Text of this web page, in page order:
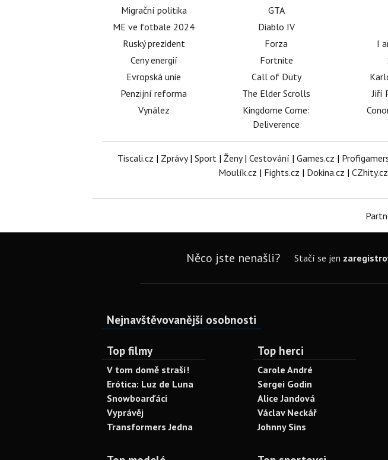
Migrační politika
ME ve fotbale 2024
Ruský prezident
Ceny energií
Evropská unie
Penzijní reforma
Vynález
GTA
Diablo IV
Forza
Fortnite
Call of Duty
The Elder Scrolls
Kingdome Come:
Deliverence
I
Jiří
Tiscali.cz | Zprávy| Sport| Ženy| Cestování | Games.cz |
Moulík.cz | Fights.cz | Dokina.cz | CZhity.cz
Něco jste nenašli? Stačí se jen
Nejnavštěvovanější osobnosti
Top filmy
V tom domě straší!
Erótica: Luz de Luna
Snowboarďáci
Vyprávěj
Transformers Jedna
Top herci
Carole André
Sergei Godin
Alice Jandová
Václav Neckář
Johnny Sins